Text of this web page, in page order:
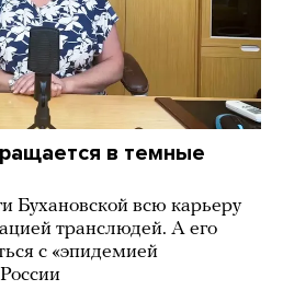
в темные
Бухановской всю карьеру
транслюдей. А его
с «эпидемией